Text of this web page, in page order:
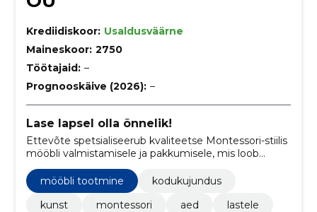
Krediidiskoor: Usaldusväärne
Maineskoor: 2750
Töötajaid: –
Prognooskäive (2026): –
Lase lapsel olla õnnelik!
Ettevõte spetsialiseerub kvaliteetse Montessori-stiilis
mööbli valmistamisele ja pakkumisele, mis loob
arengu toetamiseks.
mööbli tootmine
kodukujundus
kunst
montessori aed
lastele